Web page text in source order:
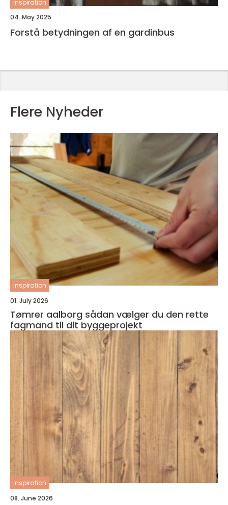
inspiration
04. May 2025
Forstå betydningen af en gardinbus
Flere Nyheder
inspiration
01. July 2026
Tømrer aalborg sådan vælger du den rette
fagmand til dit byggeprojekt
inspiration
08. June 2026